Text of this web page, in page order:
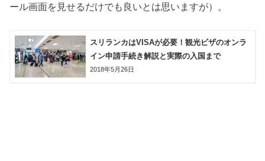
ール画面を見せるだけでも良いとは思いますが）。
スリランカはVISAが必要！観光ビザのオンラ
イン申請手続き解説と実際の入国まで
2018年5月26日